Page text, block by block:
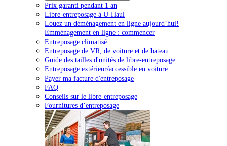
Prix garanti pendant 1 an
Libre-entreposage à U-Haul
Louez un déménagement en ligne aujourd’hui!
Emménagement en ligne : commencer
Entreposage climatisé
Entreposage de VR, de voiture et de bateau
Guide des tailles d'unités de libre-entreposage
Entreposage extérieur/accessible en voiture
Payer ma facture d'entreposage
FAQ
Conseils sur le libre-entreposage
Fournitures d’entreposage